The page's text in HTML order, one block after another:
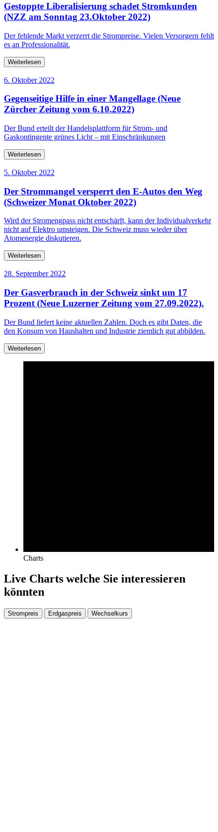
Gestoppte Liberalisierung schadet Stromkunden
(NZZ am Sonntag 23.Oktober 2022)
Der fehlende Markt verzerrt die Strompreise. Vielen Versorgern fehlt
es an Professionalität.
Weiterlesen
6. Oktober 2022
Gegenseitige Hilfe in einer Mangellage (Neue
Zürcher Zeitung vom 6.10.2022)
Der Bund erteilt der Handelsplattform für Strom- und
Gaskontingente grünes Licht – mit Einschränkungen
Weiterlesen
5. Oktober 2022
Der Strommangel versperrt den E-Autos den Weg
(Schweizer Monat Oktober 2022)
Wird der Stromengpass nicht entschärft, kann der Individualverkehr
nicht auf Elektro umsteigen. Die Schweiz muss wieder über
Atomenergie diskutieren.
Weiterlesen
28. September 2022
Der Gasverbrauch in der Schweiz sinkt um 17
Prozent (Neue Luzerner Zeitung vom 27.09.2022).
Der Bund liefert keine aktuellen Zahlen. Doch es gibt Daten, die
den Konsum von Haushalten und Industrie ziemlich gut abbilden.
Weiterlesen
Charts
Live Charts welche Sie interessieren
könnten
Strompreis Erdgaspreis Wechselkurs